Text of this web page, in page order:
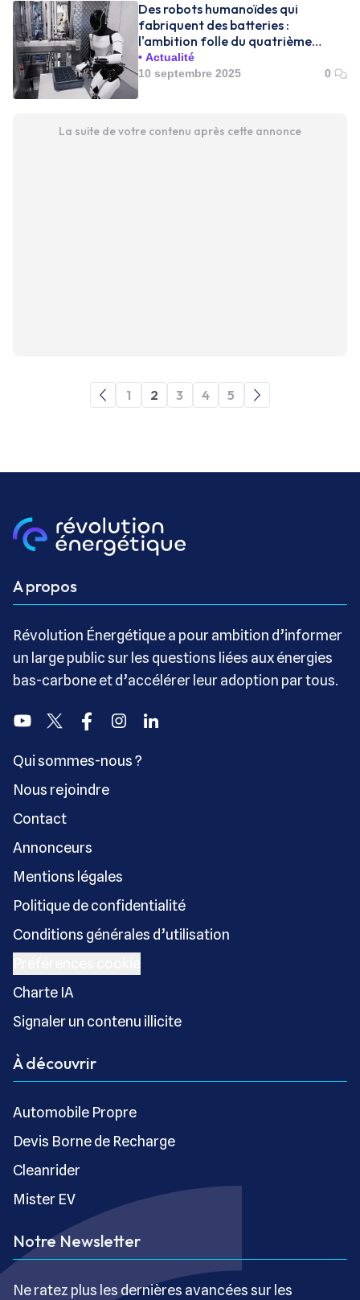
Des robots humanoïdes qui
fabriquent des batteries :
l'ambition folle du quatrième
master plan de Tesla
Actualité
10 septembre 2025
0
La suite de votre contenu après cette annonce
1 2 3 4 5
A propos
Révolution Énergétique a pour ambition d’informer
un large public sur les questions liées aux énergies
bas-carbone et d’accélérer leur adoption par tous.
YoutubeTwitter FacebookInstagramLinkedin
Qui sommes-nous ?
Nous rejoindre
Contact
Annonceurs
Mentions légales
Politique de confidentialité
Conditions générales d’utilisation
Charte IA
Signaler un contenu illicite
À découvrir
Automobile Propre
Devis Borne de Recharge
Cleanrider
Mister EV
Notre Newsletter
Ne ratez plus les dernières avancées sur les